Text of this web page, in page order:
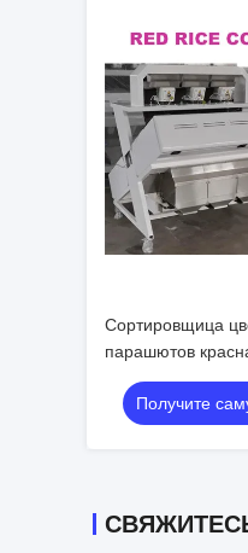
Сортировщица
парашютов
камерами CCD
Получите